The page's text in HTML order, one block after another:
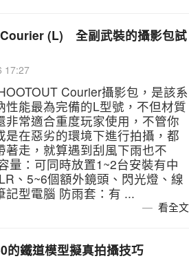
(L) 全副武裝的攝影包試
17:27
Courier攝影包，是該系
性能最為完備的L型號，不但材質
非常適合重度玩家使用，不管你
是在惡劣的環境下進行拍攝，都
著走，就算遇到刮風下雨也不
量：可同時放置1~2台安裝有中
、5~6個額外鏡頭、閃光燈、線
記型電腦 防雨套：有 ...
看全文
鐵道模型擬真拍攝技巧